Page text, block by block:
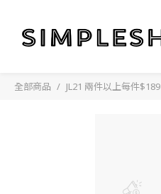
全部商品 JL21 兩件以上每件$189